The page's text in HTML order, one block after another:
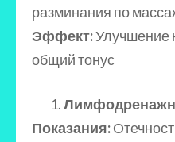
разминания по
Эффект:Улучшение
общий тонус
Показания: